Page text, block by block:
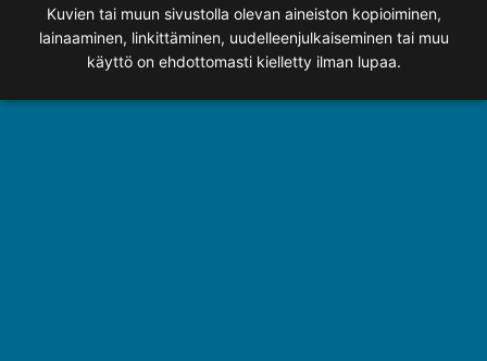
Kuvien tai muun sivustolla olevan aineiston kopioiminen,
lainaaminen, linkittäminen, uudelleenjulkaiseminen tai muu
käyttö on ehdottomasti kielletty ilman lupaa.